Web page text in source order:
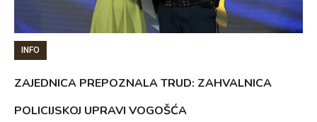
INFO
ZAJEDNICA PREPOZNALA TRUD: ZAHVALNICA
POLICIJSKOJ UPRAVI VOGOŠĆA